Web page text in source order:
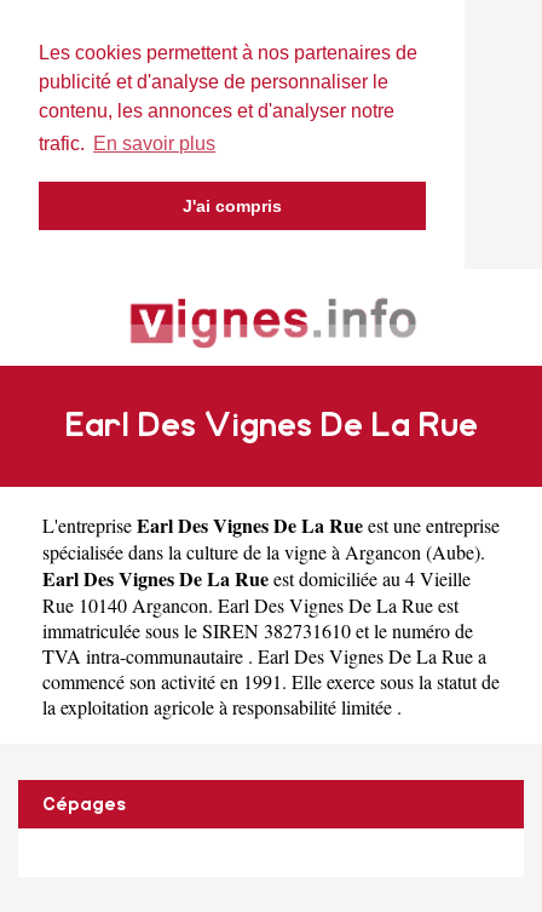
Les cookies permettent à nos partenaires de
publicité et d'analyse de personnaliser le
contenu, les annonces et d'analyser notre
trafic. En savoir plus
J'ai compris
Earl Des Vignes De La Rue
L'entrepriseEarl Des Vignes De La Rueest uneentreprise
spécialisée dans la culture de la vigne à Argancon (Aube).
Earl Des Vignes De La Rueest domiciliée au 4 Vieille
Rue 10140 Argancon. Earl Des Vignes De La Rue est
immatriculée sous le SIREN 382731610 et le numéro de
TVA intra-communautaire . Earl Des Vignes De La Rue a
commencé son activité en 1991. Elle exerce sous la statut de
la exploitation agricole à responsabilité limitée .
Cépages